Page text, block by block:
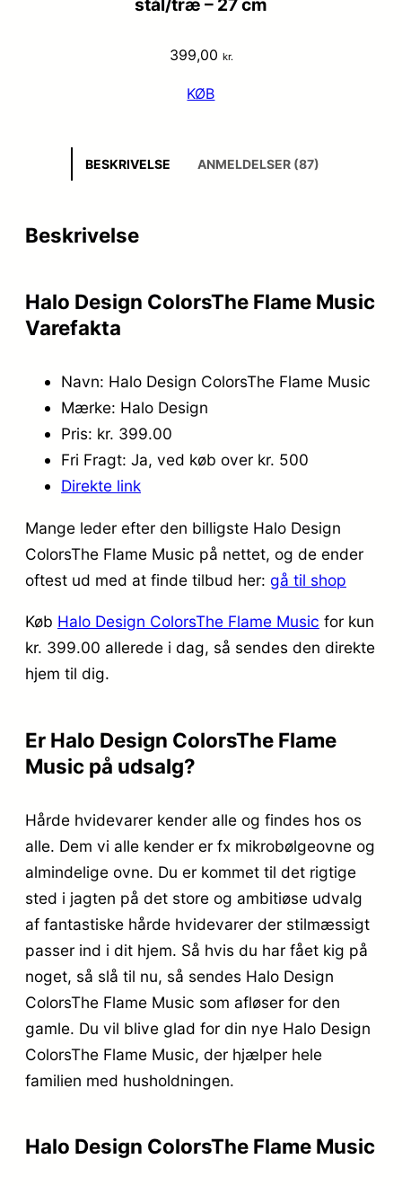
399,00 kr.
KØB
BESKRIVELSE ANMELDELSER (87)
Beskrivelse
Halo Design ColorsThe Flame Music
Varefakta
Navn: Halo Design ColorsThe Flame Music
Mærke: Halo Design
Pris: kr. 399.00
Fri Fragt: Ja, ved køb over kr. 500
Direkte link
Mange leder efter den billigste Halo Design
ColorsThe Flame Music på nettet, og de ender
oftest ud med at finde tilbud her: gå til shop
Køb Halo Design ColorsThe Flame Music for kun
kr. 399.00 allerede i dag, så sendes den direkte
hjem til dig.
Er Halo Design ColorsThe Flame
Music på udsalg?
Hårde hvidevarer kender alle og findes hos os
alle. Dem vi alle kender er fx mikrobølgeovne og
almindelige ovne. Du er kommet til det rigtige
sted i jagten på det store og ambitiøse udvalg
af fantastiske hårde hvidevarer der stilmæssigt
passer ind i dit hjem. Så hvis du har fået kig på
noget, så slå til nu, så sendes Halo Design
ColorsThe Flame Music som afløser for den
gamle. Du vil blive glad for din nye Halo Design
ColorsThe Flame Music, der hjælper hele
familien med husholdningen.
Halo Design ColorsThe Flame Music